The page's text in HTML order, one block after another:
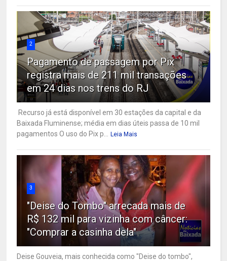
2
Pagamento de passagem por Pix
registra mais de 211 mil transações
em 24 dias nos trens do RJ
Recurso já está disponível em 30 estações da capital e da
Baixada Fluminense; média em dias úteis passa de 10 mil
pagamentos O uso do Pix p...
Leia Mais
3
"Deise do Tombo" arrecada mais de
R$ 132 mil para vizinha com câncer:
"Comprar a casinha dela"
Deise Gouveia, mais conhecida como "Deise do tombo",